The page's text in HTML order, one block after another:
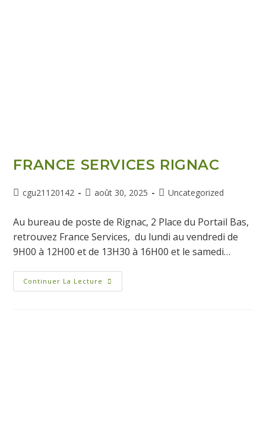
FRANCE SERVICES RIGNAC
cgu21120142 août 30, 2025 Uncategorized
Au bureau de poste de Rignac, 2 Place du Portail Bas,
retrouvez France Services, du lundi au vendredi de
9H00 à 12H00 et de 13H30 à 16H00 et le samedi…
Continuer La Lecture